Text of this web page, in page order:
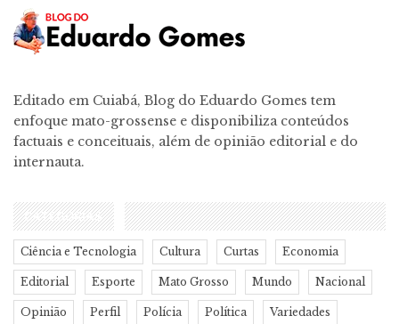
Editado em Cuiabá, Blog do Eduardo Gomes tem
enfoque mato-grossense e disponibiliza conteúdos
factuais e conceituais, além de opinião editorial e do
internauta.
CATEGORIAS
Ciência e Tecnologia Cultura Curtas Economia
Editorial Esporte Mato Grosso Mundo Nacional
Opinião Perfil Polícia Política Variedades